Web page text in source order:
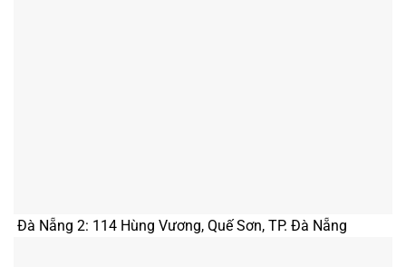
Đà Nẵng 2: 114 Hùng Vương, Quế Sơn, TP. Đà Nẵng